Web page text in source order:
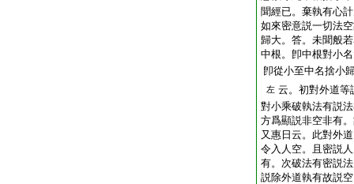
聞經已。棄執有心
如來密意説一切法
歸大。答。未聞般
中根。卽中根對小
卽從小至中名捨小
左 云。初對外道等
對小乘破執法有説
方爲顯説非空非有
又惠日云。此對外
令入人空。且密説
有。次破法有密説
説除外道執有故説